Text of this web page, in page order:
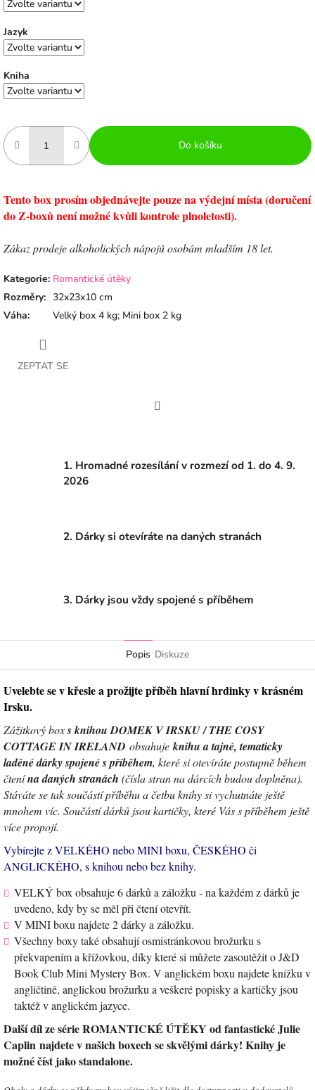
Jazyk
Kniha
Do košíku
Tento box prosím objednávejte pouze na výdejní místa (doručení
do Z-boxů není možné kvůli kontrole plnoletosti).
Zákaz prodeje alkoholických nápojů osobám mladším 18 let.
Kategorie: Romantické útěky
Rozměry: 32x23x10 cm
Váha: Velký box 4 kg; Mini box 2 kg
ZEPTAT SE
1. Hromadné rozesílání v rozmezí od 1. do 4. 9.
2026
2. Dárky si otevíráte na daných stranách
3. Dárky jsou vždy spojené s příběhem
Popis Diskuze
Uvelebte se v křesle a prožijte příběh hlavní hrdinky v krásném
Irsku.
Zážitkový boxs knihou DOMEK V IRSKU / THE COSY
COTTAGE IN IRELAND obsahuje knihu a tajné, tematicky
laděné dárky spojené s příběhem, které si otevíráte postupně během
čtenína daných stranách (čísla stran na dárcích budou doplněna).
Stáváte se tak součástí příběhu a četbu knihy si vychutnáte ještě
mnohem víc. Součástí dárků jsou kartičky, které Vás s příběhem ještě
více propojí.
Vybírejte z VELKÉHO nebo MINI boxu, ČESKÉHO či
ANGLICKÉHO, s knihou nebo bez knihy.
VELKÝ box obsahuje 6 dárků a záložku - na každém z dárků je
uvedeno, kdy by se měl při čtení otevřít.
V MINI boxu najdete 2 dárky a záložku.
Všechny boxy také obsahují osmistránkovou brožurku s
překvapením a křížovkou, díky které si můžete zasoutěžit o J&D
Book Club Mini Mystery Box. V anglickém boxu najdete knížku v
angličtině, anglickou brožurku a veškeré popisky a kartičky jsou
taktéž v anglickém jazyce.
Další díl ze série ROMANTICKÉ ÚTĚKY od fantastické Julie
Caplin najdete v našich boxech se skvělými dárky! Knihy je
možné číst jako standalone.